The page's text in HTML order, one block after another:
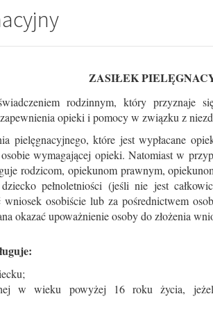
ZASIŁEK
rodzinnym, który przyznaje
opieki i pomocy w związku z
pielęgnacyjnego, które jest wypłacane
wymagającej opieki. Natomiast w
rodzicom, opiekunom prawnym,
pełnoletniości (jeśli nie jest
wniosek osobiście lub za pośrednictwem
okazać upoważnienie osoby do złożenia
w wieku powyżej 16 roku życia,